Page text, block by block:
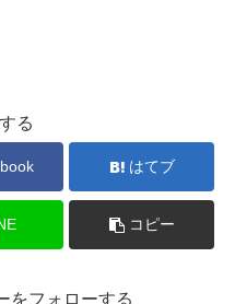
る
はてブ
コピー
をフォローする